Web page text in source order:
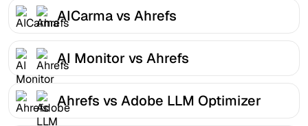
AICarma vs Ahrefs
AI Monitor vs Ahrefs
Ahrefs vs Adobe LLM Optimizer